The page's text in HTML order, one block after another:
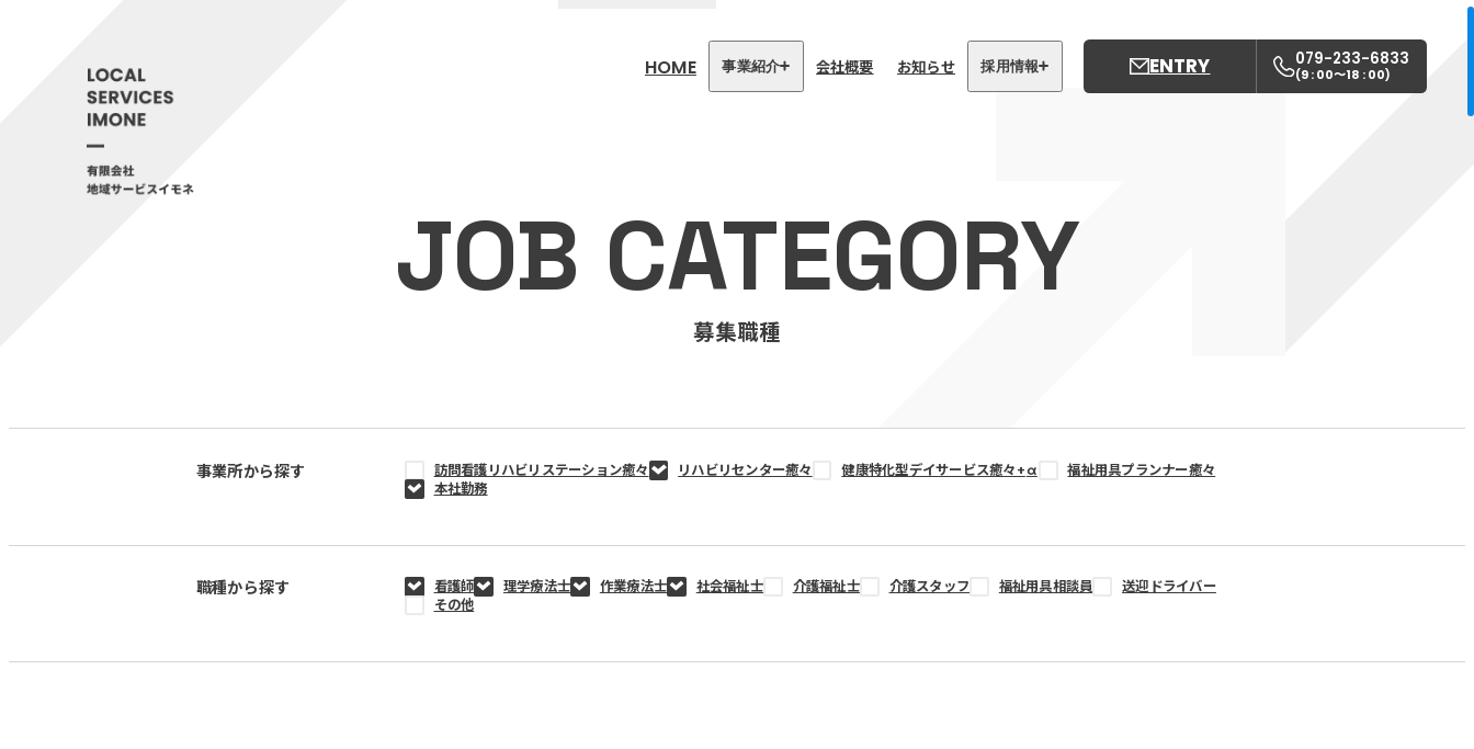
HOME 事業紹介
リハビリセンター癒々
健康特化型デイサービス癒々＋
α
福祉用具プランナー癒々
姫路中央保育園
会社概要 お知らせ 採用情報 ENTRY 079-233-6833
(9 : 00〜18 : 00)
JOB CATEGORY
募集職種
事業所から探す 訪問看護リハビリステーション癒々 リハビリセンター癒々 健康特化型デイサービス癒々+α
福祉用具プランナー癒々
本社勤務
職種から探す 看護師 理学療法士 作業療法士 社会福祉士 介護福祉士 介護スタッフ 福祉用具相談員
送迎ドライバー
その他